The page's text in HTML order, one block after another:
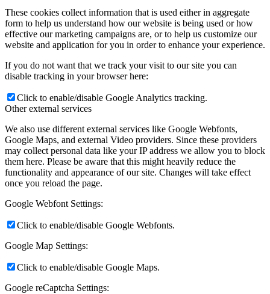
These cookies collect information that is used either in aggregate
form to help us understand how our website is being used or how
effective our marketing campaigns are, or to help us customize our
website and application for you in order to enhance your experience.
If you do not want that we track your visit to our site you can
disable tracking in your browser here:
Click to enable/disable Google Analytics tracking.
Other external services
We also use different external services like Google Webfonts,
Google Maps, and external Video providers. Since these providers
may collect personal data like your IP address we allow you to block
them here. Please be aware that this might heavily reduce the
functionality and appearance of our site. Changes will take effect
once you reload the page.
Google Webfont Settings:
Click to enable/disable Google Webfonts.
Google Map Settings:
Click to enable/disable Google Maps.
Google reCaptcha Settings: